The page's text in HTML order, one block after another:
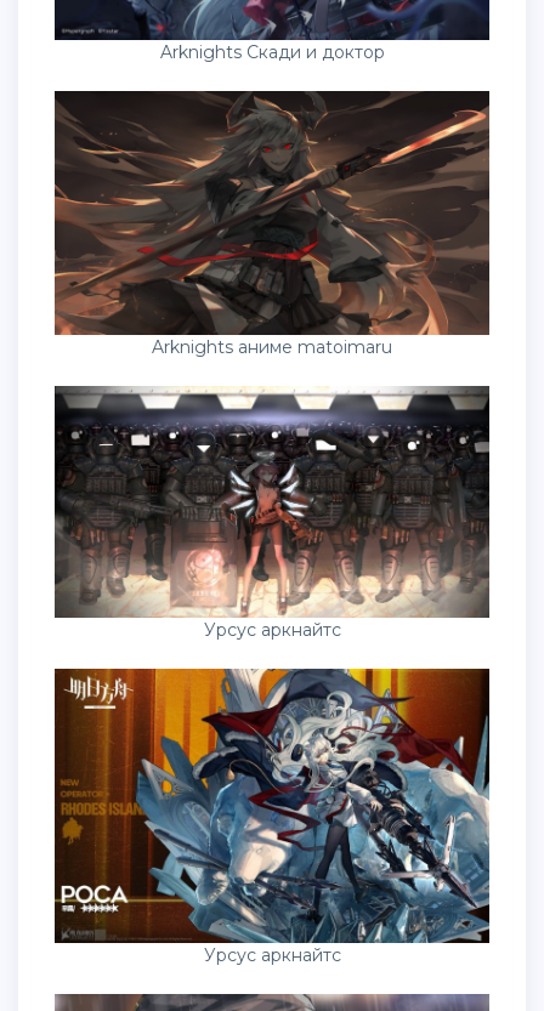
Arknights Скади и доктор
Arknights аниме matoimaru
Урсус аркнайтс
Урсус аркнайтс